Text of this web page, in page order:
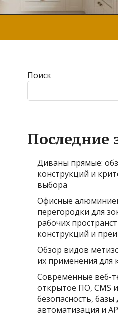
Поиск
Последние
Диваны прямые:
конструкций и
выбора
Офисные
перегородки для
рабочих
конструкций и
Обзор видов
их применения для
Современные веб-
открытое ПО, CMS и
безопасность, базы
автоматизация и